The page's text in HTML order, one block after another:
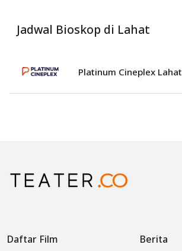
Jadwal Bioskop di Lahat
Platinum Cineplex Lahat
Daftar Film Berita